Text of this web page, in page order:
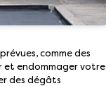
comme des
et endommager votre
des dégâts